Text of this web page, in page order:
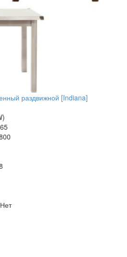
раздвижной [Indiana]